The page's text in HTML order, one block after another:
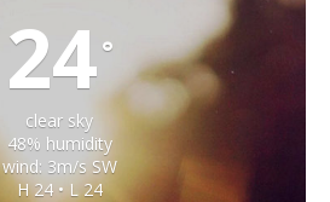
24°
clear sky
48% humidity
wind: 3m/s SW
H 24 • L 24